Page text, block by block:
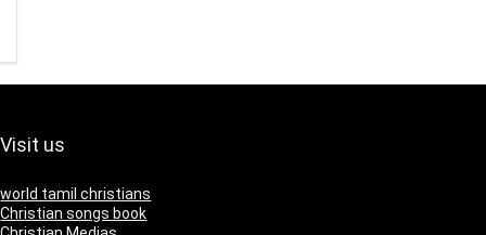
Visit us
world tamil christians
Christian songs book